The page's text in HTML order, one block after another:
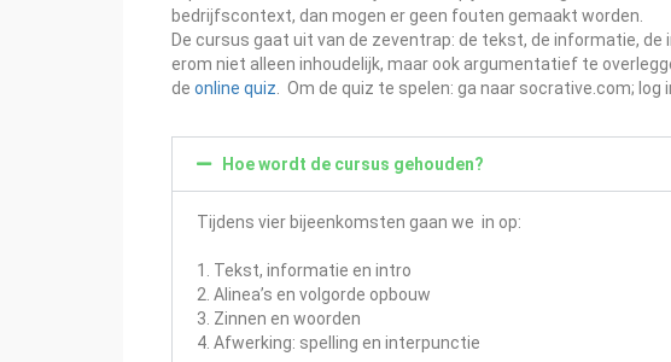
bedrijfscontext, dan mogen er geen fouten gemaakt worden.
De cursus gaat uit van de zeventrap: de tekst, de informatie, de
erom niet alleen inhoudelijk, maar ook argumentatief te
de online quiz . Om de quiz te spelen: ga naar socrative.com;
Hoe wordt de cursus gehouden?
Tijdens vier bijeenkomsten gaan we in op:
1. Tekst, informatie en intro
2. Alinea’s en volgorde opbouw
3. Zinnen en woorden
4. Afwerking: spelling en interpunctie